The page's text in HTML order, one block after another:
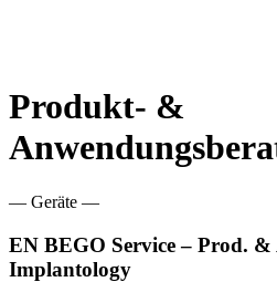
Produkt- &
— Geräte —
EN BEGO Service – Prod.
Implantology